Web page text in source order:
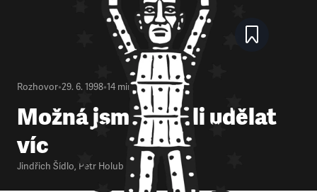
Rozhovor•29. 6. 1998•14 minut
Možná jsme mohli udělat
víc
Jindřich Šídlo, Petr Holub